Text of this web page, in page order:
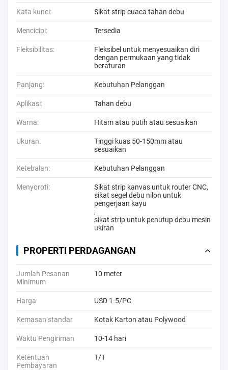
Kata kunci: Sikat strip cuaca tahan debu
Mencicipi: Tersedia
Fleksibilitas:
Fleksibel untuk menyesuaikan diri
dengan permukaan yang tidak
beraturan
Panjang: Kebutuhan Pelanggan
Aplikasi: Tahan debu
Warna: Hitam atau putih atau sesuaikan
Ukuran:
Tinggi kuas 50-150mm atau
sesuaikan
Ketebalan: Kebutuhan Pelanggan
Menyoroti: Sikat strip kanvas untuk router CNC,
sikat segel debu nilon untuk
pengerjaan kayu
,
sikat strip untuk penutup debu mesin
ukiran
PROPERTI PERDAGANGAN
Jumlah Pesanan
Minimum
10 meter
Harga USD 1-5/PC
Kemasan standar Kotak Karton atau Polywood
Waktu Pengiriman 10-14 hari
Ketentuan
Pembayaran
T/T